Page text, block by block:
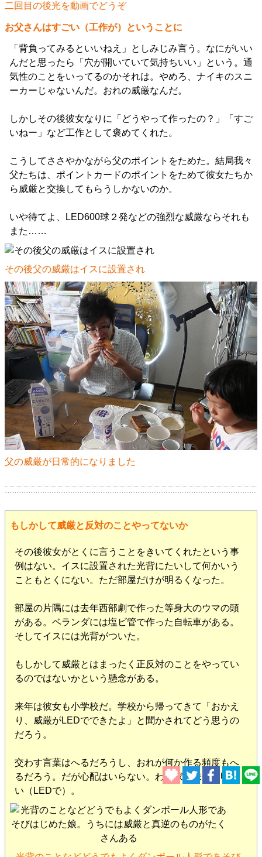
二回目の後光を動画でどうぞ
お父さんはすごい（工作が）ということに
「背負ってみるといいねえ」としみじみ言う。なにがいい
んだと思ったら「穴が開いていて気持ちいい」という。通
気性のことをいってるのかそれは。やめろ、ナイキのスニ
ーカーじゃないんだ。おれの威厳なんだ。
しかしその後彼女なりに「どうやって作ったの？」「すご
いねー」など工作として褒めてくれた。
こうしてささやかながら父のポイントをためた。結局我々
父たちは、ポイントカードのポイントをためて彼女たちか
ら威厳と交換してもらうしかないのか。
いや待てよ、LED600球２発などの強烈な威厳ならそれも
また……
その後父の威厳はイスに設置され
父の威厳が日常的になりました
もしかして威厳と反対のことやってないか
その後彼女がとくに言うことをきいてくれたという事
例はない。イスに設置された光背にたいして何かいう
こともとくにない。ただ部屋だけが明るくなった。
部屋の片隅には去年西部劇で作った等身大のウマの頭
がある。ベランダには塩ビ管で作った自転車がある。
そしてイスには光背がついた。
もしかして威厳とはまったく正反対のことをやってい
るのではないかという懸念がある。
来年は彼女も小学校だ。学校から帰ってきて「おかえ
り、威厳がLEDでできたよ」と聞かされてどう思うの
だろう。
交わす言葉はへるだろうし、おれが何か作る頻度もへ
るだろう。だが心配はいらない。わが家の未来は明る
い（LEDで）。